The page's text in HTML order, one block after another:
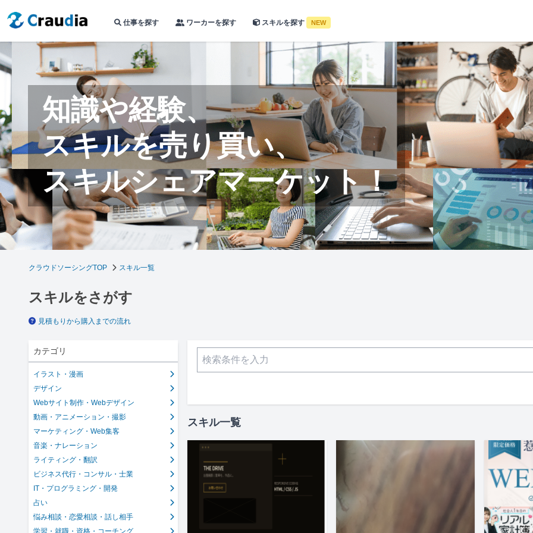
仕事を探す ワーカーを探す スキルを探す NEW
知識や経験、
スキルを売り買い、
スキルシェアマーケット！
クラウドソーシングTOP スキル一覧
スキルをさがす
見積もりから購入までの流れ
カテゴリ
イラスト・漫画
デザイン
Webサイト制作・Webデザイン
動画・アニメーション・撮影
マーケティング・Web集客
音楽・ナレーション
ライティング・翻訳
ビジネス代行・コンサル・士業
IT・プログラミング・開発
占い
悩み相談・恋愛相談・話し相手
学習・就職・資格・コーチング
スキル一覧